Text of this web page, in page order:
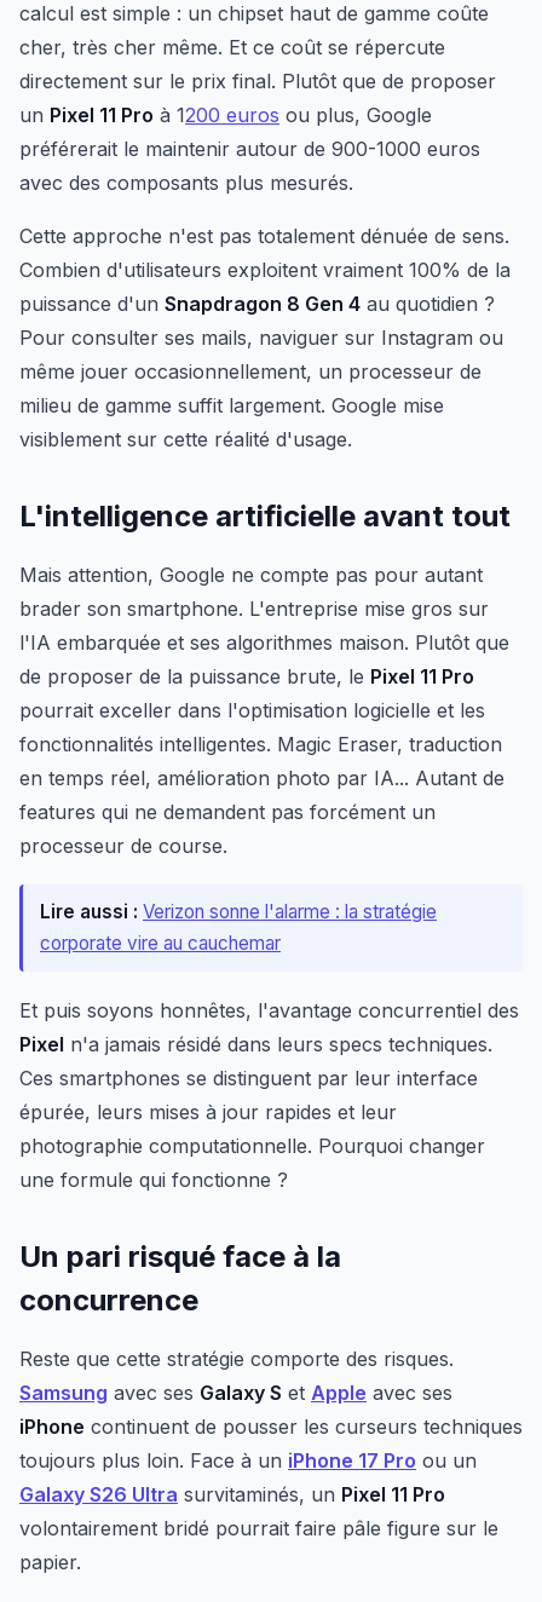
calcul est simple : un chipset haut de gamme coûte
cher, très cher même. Et ce coût se répercute
directement sur le prix final. Plutôt que de proposer
un Pixel 11 Pro à 1200 euros ou plus, Google
préférerait le maintenir autour de 900-1000 euros
avec des composants plus mesurés.
Cette approche n'est pas totalement dénuée de sens.
Combien d'utilisateurs exploitent vraiment 100% de la
puissance d'un Snapdragon 8 Gen 4 au quotidien ?
Pour consulter ses mails, naviguer sur Instagram ou
même jouer occasionnellement, un processeur de
milieu de gamme suffit largement. Google mise
visiblement sur cette réalité d'usage.
L'intelligence artificielle avant tout
Mais attention, Google ne compte pas pour autant
brader son smartphone. L'entreprise mise gros sur
l'IA embarquée et ses algorithmes maison. Plutôt que
de proposer de la puissance brute, le Pixel 11 Pro
pourrait exceller dans l'optimisation logicielle et les
fonctionnalités intelligentes. Magic Eraser, traduction
en temps réel, amélioration photo par IA... Autant de
features qui ne demandent pas forcément un
processeur de course.
Lire aussi : Verizon sonne l'alarme : la stratégie
corporate vire au cauchemar
Et puis soyons honnêtes, l'avantage concurrentiel des
Pixel n'a jamais résidé dans leurs specs techniques.
Ces smartphones se distinguent par leur interface
épurée, leurs mises à jour rapides et leur
photographie computationnelle. Pourquoi changer
une formule qui fonctionne ?
Un pari risqué face à la
concurrence
Reste que cette stratégie comporte des risques.
Samsung avec ses Galaxy S et Apple avec ses
iPhone continuent de pousser les curseurs techniques
toujours plus loin. Face à un iPhone 17 Pro ou un
Galaxy S26 Ultra survitaminés, un Pixel 11 Pro
volontairement bridé pourrait faire pâle figure sur le
papier.